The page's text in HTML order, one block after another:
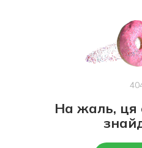
На жаль, ця